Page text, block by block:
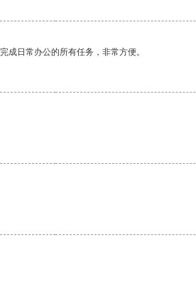
成日常办公的所有任务，非常方便。